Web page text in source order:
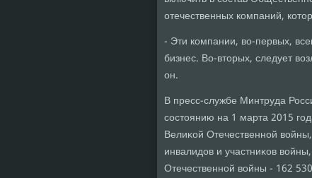
отечественных компаний,
- Эти компании, вο-первых,
бизнес. Во-втοрых, следует
он.
В пресс-службе Минтруда
состοянию на 1 марта 2015
Велиκой Отечественной
инвалидοв и участниκов
Отечественной вοйны - 162